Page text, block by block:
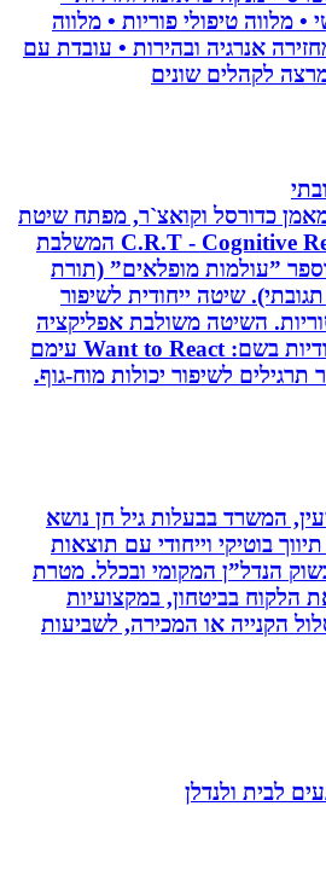
טיפולי פוריות • מלווה
אנרגיה ובהירות • עובדת עם
כדורסל וקואצ`ר, מפתח שיטת
C.R.T - Cognitive Reaction Training המשלבת
”עולמות מופלאים” (תורת
שיטה ייחודית לשיפור
השיטה משולבת אפליקציה
ייחודית וערכה ייעודיות בשם: Want to React עימם
לשיפור יכולות מוח-גוף.
המשרד בבעלות גיל חן נושא
בוטיקי וייחודי עם תוצאות
הנדל”ן המקומי ובכלל. מטרת
בביטחון, במקצועיות
הקנייה או המכירה, לשביעות
לבית ולנדלן